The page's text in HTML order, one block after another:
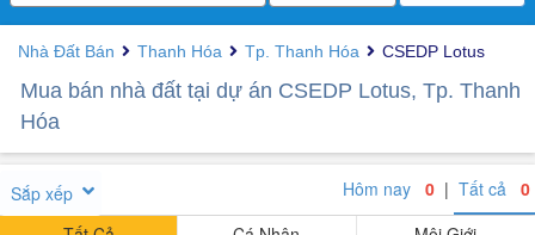
Nhà Đất Bán Thanh Hóa Tp. Thanh Hóa CSEDP Lotus
Mua bán nhà đất tại dự án CSEDP Lotus, Tp. Thanh
Hóa
Sắp xếp Hôm nay 0 | Tất cả 0